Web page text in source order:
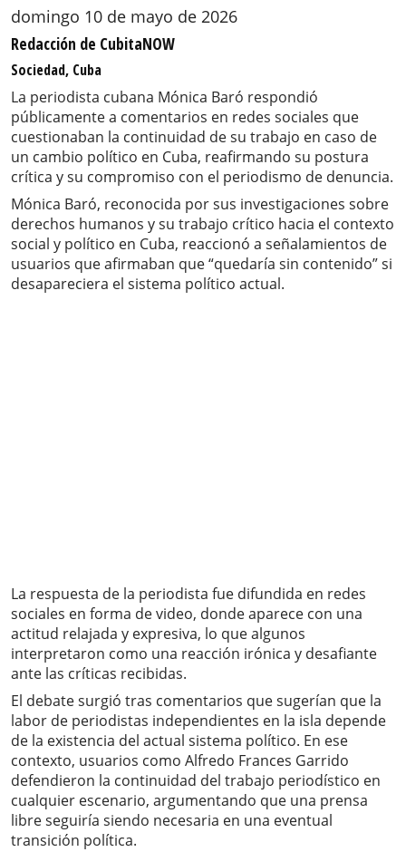
domingo 10 de mayo de 2026
Redacción de CubitaNOW
Sociedad, Cuba
La periodista cubana Mónica Baró respondió
públicamente a comentarios en redes sociales que
cuestionaban la continuidad de su trabajo en caso de
un cambio político en Cuba, reafirmando su postura
crítica y su compromiso con el periodismo de denuncia.
Mónica Baró, reconocida por sus investigaciones sobre
derechos humanos y su trabajo crítico hacia el contexto
social y político en Cuba, reaccionó a señalamientos de
usuarios que afirmaban que “quedaría sin contenido” si
desapareciera el sistema político actual.
La respuesta de la periodista fue difundida en redes
sociales en forma de video, donde aparece con una
actitud relajada y expresiva, lo que algunos
interpretaron como una reacción irónica y desafiante
ante las críticas recibidas.
El debate surgió tras comentarios que sugerían que la
labor de periodistas independientes en la isla depende
de la existencia del actual sistema político. En ese
contexto, usuarios como Alfredo Frances Garrido
defendieron la continuidad del trabajo periodístico en
cualquier escenario, argumentando que una prensa
libre seguiría siendo necesaria en una eventual
transición política.